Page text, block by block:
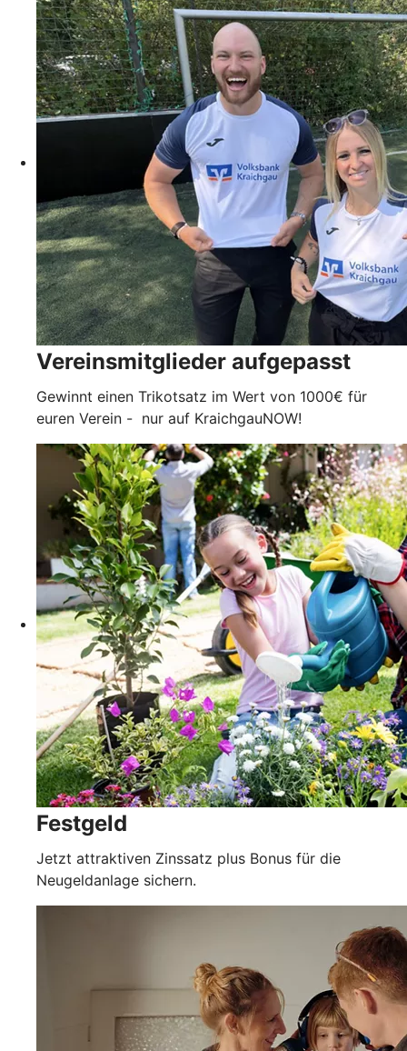
Vereinsmitglieder aufgepasst
Gewinnt einen Trikotsatz im Wert von 1000€ für
euren Verein - nur auf KraichgauNOW!
Festgeld
Jetzt attraktiven Zinssatz plus Bonus für die
Neugeldanlage sichern.